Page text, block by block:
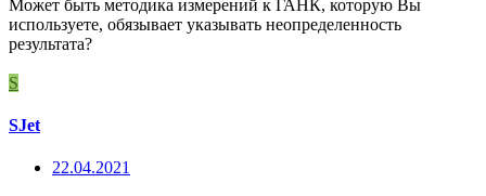
Может быть методика измерений к ГАНК, которую Вы
используете, обязывает указывать неопределенность
результата?
S
SJet
22.04.2021